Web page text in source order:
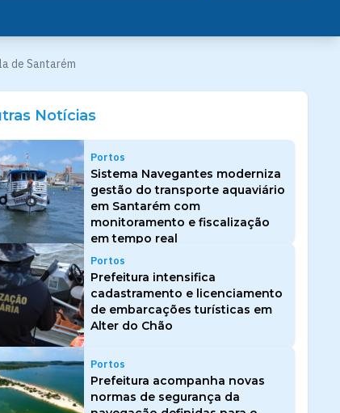
de Santarém
Notícias
Portos
Sistema Navegantes moderniza
gestão do transporte aquaviário
em Santarém com
monitoramento e fiscalização
em tempo real
Portos
Prefeitura intensifica
cadastramento e licenciamento
de embarcações turísticas em
Alter do Chão
Portos
Prefeitura acompanha novas
normas de segurança da